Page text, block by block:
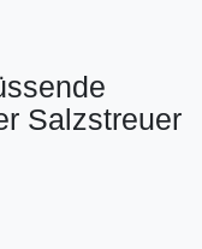
Salzstreuer